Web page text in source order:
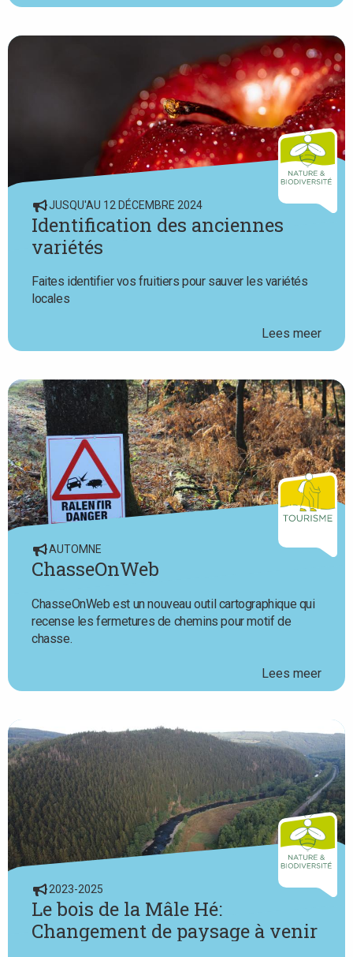
JUSQU'AU 12 DÉCEMBRE 2024
Identification des anciennes
variétés
Faites identifier vos fruitiers pour sauver les variétés
locales
Lees meer
AUTOMNE
ChasseOnWeb
ChasseOnWeb est un nouveau outil cartographique qui
recense les fermetures de chemins pour motif de
chasse.
Lees meer
2023-2025
Le bois de la Mâle Hé:
Changement de paysage à venir